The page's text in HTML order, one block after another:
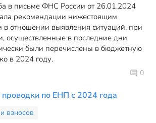
в письме ФНС России от 26.01.2024
рекомендации нижестоящим
в отношении выявления ситуаций, при
осуществленные в последние дни
были перечислены в бюджетную
в 2024 году.
0
проводки по ЕНП с 2024 года
взносов